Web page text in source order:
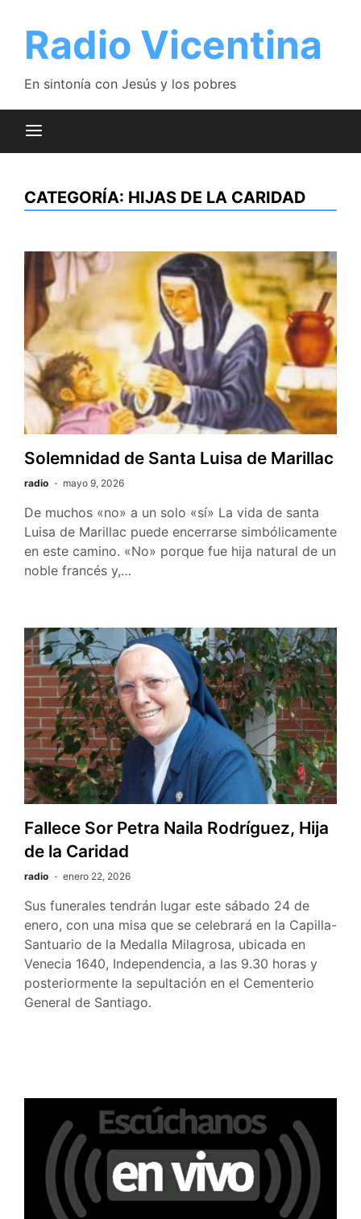
contenido
Radio Vicentina
En sintonía con Jesús y los pobres
CATEGORÍA: HIJAS DE LA CARIDAD
Solemnidad de Santa Luisa de Marillac
radio mayo 9, 2026
De muchos «no» a un solo «sí» La vida de santa
Luisa de Marillac puede encerrarse simbólicamente
en este camino. «No» porque fue hija natural de un
noble francés y,…
Fallece Sor Petra Naila Rodríguez, Hija
de la Caridad
radio enero 22, 2026
Sus funerales tendrán lugar este sábado 24 de
enero, con una misa que se celebrará en la Capilla-
Santuario de la Medalla Milagrosa, ubicada en
Venecia 1640, Independencia, a las 9.30 horas y
posteriormente la sepultación en el Cementerio
General de Santiago.